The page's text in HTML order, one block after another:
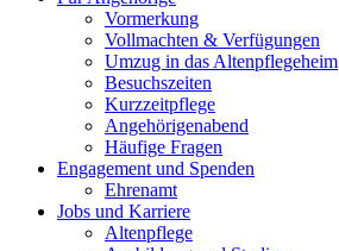
Vormerkung
Vollmachten & Verfügungen
Umzug in das Altenpflegeheim
Besuchszeiten
Kurzzeitpflege
Angehörigenabend
Häufige Fragen
Engagement und Spenden
Ehrenamt
Jobs und Karriere
Altenpflege